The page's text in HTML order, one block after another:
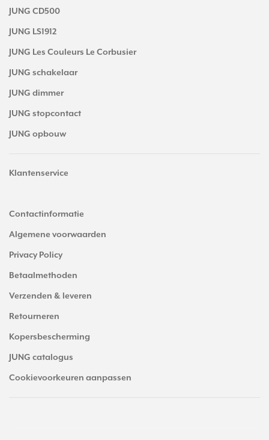
JUNG CD500
JUNG LS1912
JUNG Les Couleurs Le Corbusier
JUNG schakelaar
JUNG dimmer
JUNG stopcontact
JUNG opbouw
Klantenservice
Contactinformatie
Algemene voorwaarden
Privacy Policy
Betaalmethoden
Verzenden & leveren
Retourneren
Kopersbescherming
JUNG catalogus
Cookievoorkeuren aanpassen